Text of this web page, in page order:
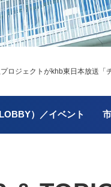
ジェクトがkhb東日本放送「
）／イベント